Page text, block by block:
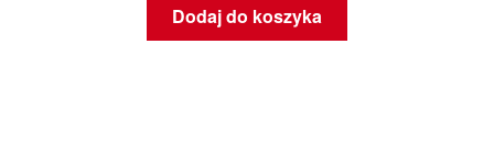
Dodaj do koszyka